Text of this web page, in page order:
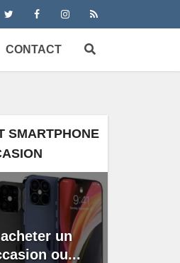
CONTACT
SMARTPHONE
un
ou...